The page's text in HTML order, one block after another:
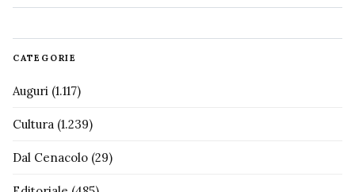
CATEGORIE
Auguri (1.117)
Cultura (1.239)
Dal Cenacolo (29)